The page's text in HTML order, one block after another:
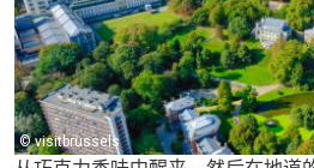
© visitbrussels